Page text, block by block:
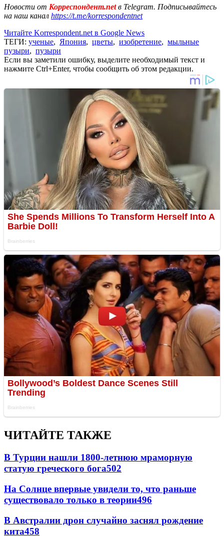
Новости от Корреспондент.netв Telegram. Подписывайтесь
на наш канал https://t.me/korrespondentnet
Читайте Korrespondent.net в Google News
ТЕГИ: ученые, Япония, цветы, изобретение, мыльные
пузыри, пузыри
Если вы заметили ошибку, выделите необходимый текст и
нажмите Ctrl+Enter, чтобы сообщить об этом редакции.
ЧИТАЙТЕ ТАКЖЕ
В Турции нашли 1800-летнюю мраморную
статую греческого бога502
На Солнце впервые увидели то, что раньше
существовало только в теории496
В Австралии дрон случайно заснял рождение
кита458